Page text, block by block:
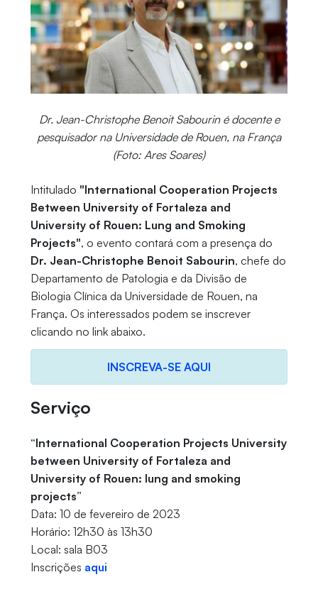
Dr. Jean-Christophe Benoit Sabourin é docente e
pesquisador na Universidade de Rouen, na França
(Foto: Ares Soares)
Intitulado "International Cooperation Projects
Between University of Fortaleza and
University of Rouen: Lung and Smoking
Projects", o evento contará com a presença do
Dr. Jean-Christophe Benoit Sabourin, chefe do
Departamento de Patologia e da Divisão de
Biologia Clínica da Universidade de Rouen, na
França. Os interessados podem se inscrever
clicando no link abaixo.
INSCREVA-SE AQUI
Serviço
“International Cooperation Projects University
between University of Fortaleza and
University of Rouen: lung and smoking
projects”
Data: 10 de fevereiro de 2023
Horário: 12h30 às 13h30
Local: sala B03
Inscrições aqui